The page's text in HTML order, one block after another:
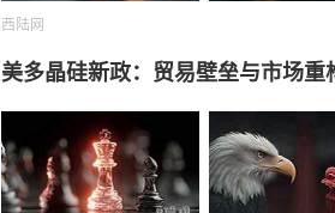
西陆网
美多晶硅新政：贸易壁垒与市场重